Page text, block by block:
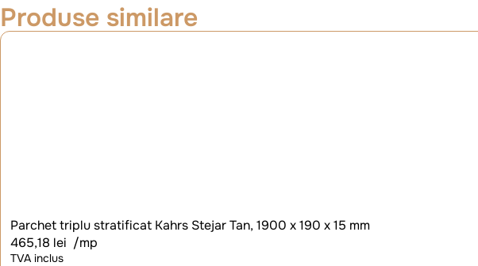
Produse similare
Parchet triplu stratificat Kahrs Stejar Tan, 1900 x 190 x 15 mm
465,18 lei /mp
TVA inclus